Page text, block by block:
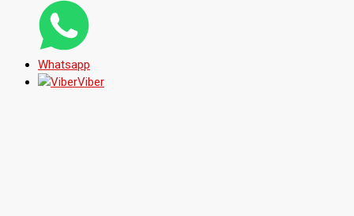
Whatsapp
Viber